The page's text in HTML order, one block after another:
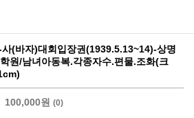
(바자)대회입장권(1939.5.13~14)-상명
원/남녀아동복.각종자수.편물.조화(크
100,000원 (0)